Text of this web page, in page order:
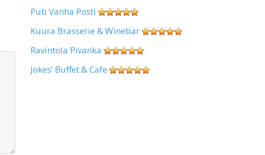
Pub Vanha Posti
Kuura Brasserie & Winebar
Ravintola Pivanka
Jokes’ Buffet & Cafe